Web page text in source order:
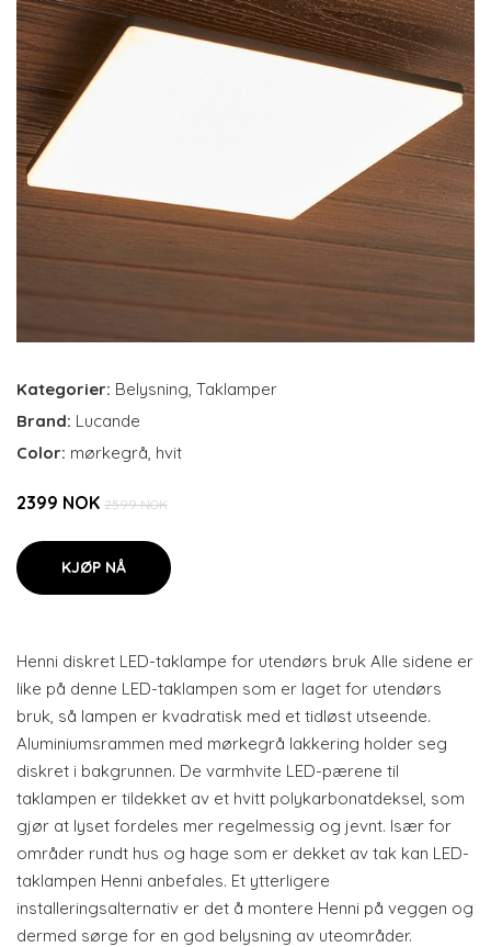
Kategorier: Belysning, Taklamper
Brand: Lucande
Color: mørkegrå, hvit
2399 NOK 2599 NOK
KJØP NÅ
Henni diskret LED-taklampe for utendørs bruk Alle sidene er
like på denne LED-taklampen som er laget for utendørs
bruk, så lampen er kvadratisk med et tidløst utseende.
Aluminiumsrammen med mørkegrå lakkering holder seg
diskret i bakgrunnen. De varmhvite LED-pærene til
taklampen er tildekket av et hvitt polykarbonatdeksel, som
gjør at lyset fordeles mer regelmessig og jevnt. Især for
områder rundt hus og hage som er dekket av tak kan LED-
taklampen Henni anbefales. Et ytterligere
installeringsalternativ er det å montere Henni på veggen og
dermed sørge for en god belysning av uteområder.